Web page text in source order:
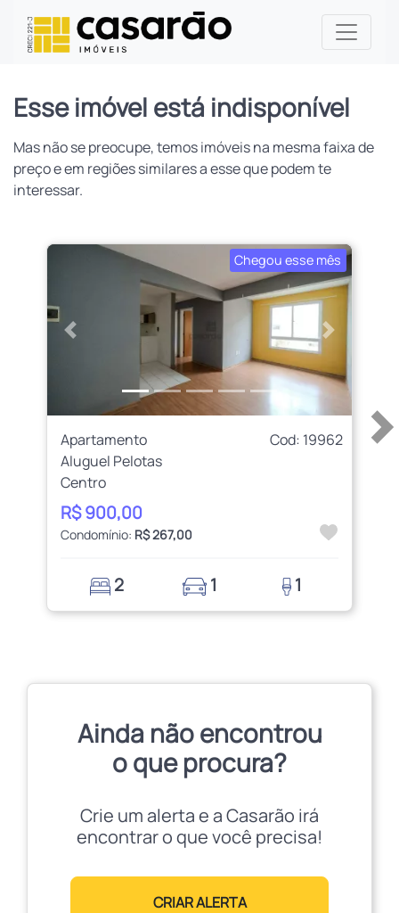
Esse imóvel está indisponível
Mas não se preocupe, temos imóveis na mesma faixa de
preço e em regiões similares a esse que podem te
interessar.
Chegou esse mês
Anterior Próximo
Apartamento
Cod: 19962
Aluguel Pelotas
Centro
R$ 900,00
Condomínio: R$ 267,00
2 1 1
Ainda não encontrou
o que procura?
Crie um alerta e a Casarão irá
encontrar o que você precisa!
CRIAR ALERTA